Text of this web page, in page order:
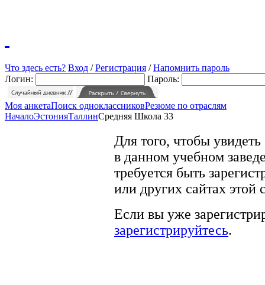
Что здесь есть? Вход /Регистрация /Напомнить пароль
Логин:
Пароль:
Моя анкетаПоиск одноклассниковРезюме по отраслям
НачалоЭстонияТаллинСредняя Школа 33
Для того, чтобы
в данном учебном
требуется быть
или других сайтах этой
Если вы уже
зарегистрируйтесь.